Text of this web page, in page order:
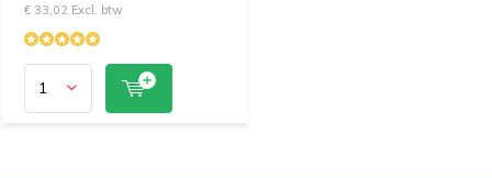
€ 33,02 Excl. btw